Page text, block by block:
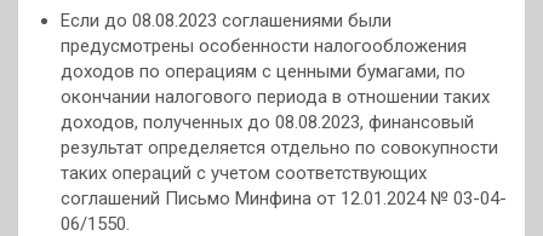
Если до 08.08.2023 соглашениями были
предусмотрены особенности налогообложения
доходов по операциям с ценными бумагами, по
окончании налогового периода в отношении таких
доходов, полученных до 08.08.2023, финансовый
результат определяется отдельно по совокупности
таких операций с учетом соответствующих
соглашений Письмо Минфина от 12.01.2024 № 03-04-
06/1550.